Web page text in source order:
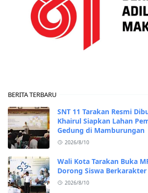
BERITA TERBARU
SNT 11 Tarakan Resmi
Khairul Siapkan Lahan
Gedung di Mamburungan
2026/8/10
Wali Kota Tarakan Buka
Dorong Siswa
2026/8/10